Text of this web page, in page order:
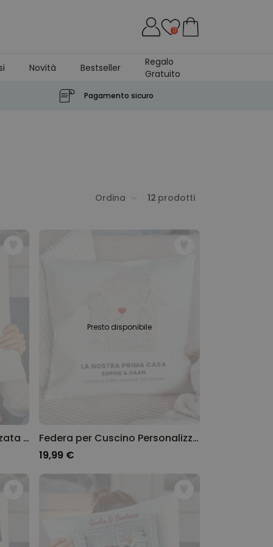
0
Novità Bestseller
Regalo
Gratuito
Pagamento sicuro
Ordina 12 prodotti
Federa Cuscino Personalizzata Mazzo di Fiori con Impronta della Mano
Presto disponibile
Federa per Cuscino Personalizzata Dove tutto ebbe inizio
19,99 €